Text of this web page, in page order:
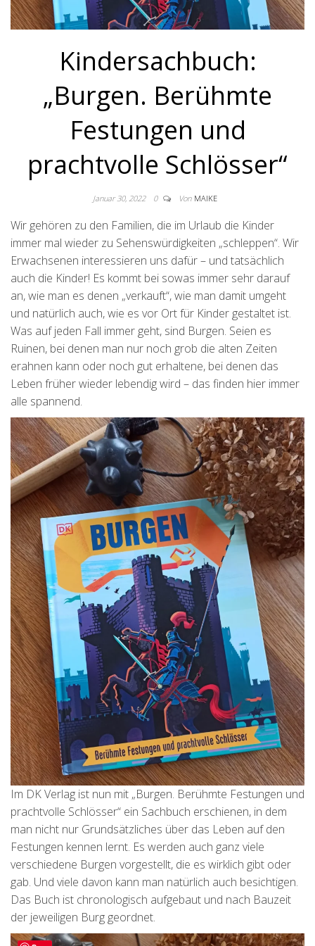
Kindersachbuch:
„Burgen. Berühmte
Festungen und
prachtvolle Schlösser“
Januar 30, 2022 0 Von MAIKE
Wir gehören zu den Familien, die im Urlaub die Kinder
immer mal wieder zu Sehenswürdigkeiten „schleppen“. Wir
Erwachsenen interessieren uns dafür – und tatsächlich
auch die Kinder! Es kommt bei sowas immer sehr darauf
an, wie man es denen „verkauft“, wie man damit umgeht
und natürlich auch, wie es vor Ort für Kinder gestaltet ist.
Was auf jeden Fall immer geht, sind Burgen. Seien es
Ruinen, bei denen man nur noch grob die alten Zeiten
erahnen kann oder noch gut erhaltene, bei denen das
Leben früher wieder lebendig wird – das finden hier immer
alle spannend.
Im DK Verlag ist nun mit „Burgen. Berühmte Festungen und
prachtvolle Schlösser“ ein Sachbuch erschienen, in dem
man nicht nur Grundsätzliches über das Leben auf den
Festungen kennen lernt. Es werden auch ganz viele
verschiedene Burgen vorgestellt, die es wirklich gibt oder
gab. Und viele davon kann man natürlich auch besichtigen.
Das Buch ist chronologisch aufgebaut und nach Bauzeit
der jeweiligen Burg geordnet.